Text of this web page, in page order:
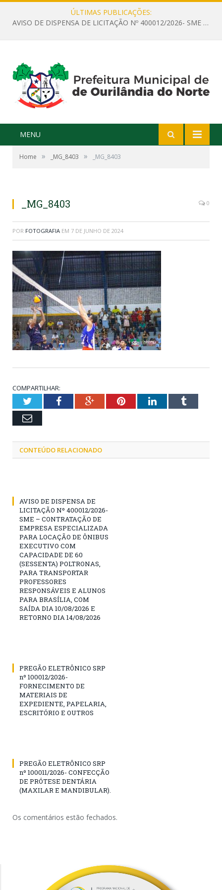
ÚLTIMAS PUBLICAÇÕES:
AVISO DE DISPENSA DE LICITAÇÃO Nº 400012/2026- SME – CONTRATAÇÃO DE EMPRESA ESPECIALIZADA PARA LOCAÇÃO DE ÔNIBUS EXECUTIVO COM CAPACIDADE DE 60 (SESSENTA) POLTRONAS, PARA TRANSPORTAR PROFESSORES RESPONSÁVEIS E ALUNOS PARA BRASÍLIA, COM SAÍDA DIA 10/08/2026 E RETORNO DIA 14/08/2026
MENU
Home » _MG_8403 » _MG_8403
_MG_8403 0
POR FOTOGRAFIA EM 7 DE JUNHO DE 2024
COMPARTILHAR:
TwitterFacebookGoogle+PinterestLinkedInTumblr
Email
CONTEÚDO RELACIONADO
AVISO DE DISPENSA DE
LICITAÇÃO Nº 400012/2026-
SME – CONTRATAÇÃO DE
EMPRESA ESPECIALIZADA
PARA LOCAÇÃO DE ÔNIBUS
EXECUTIVO COM
CAPACIDADE DE 60
(SESSENTA) POLTRONAS,
PARA TRANSPORTAR
PROFESSORES
RESPONSÁVEIS E ALUNOS
PARA BRASÍLIA, COM
SAÍDA DIA 10/08/2026 E
RETORNO DIA 14/08/2026
PREGÃO ELETRÔNICO SRP
nº 100012/2026-
FORNECIMENTO DE
MATERIAIS DE
EXPEDIENTE, PAPELARIA,
ESCRITÓRIO E OUTROS
PREGÃO ELETRÔNICO SRP
nº 100011/2026- CONFECÇÃO
DE PRÓTESE DENTÁRIA
(MAXILAR E MANDIBULAR).
Os comentários estão fechados.